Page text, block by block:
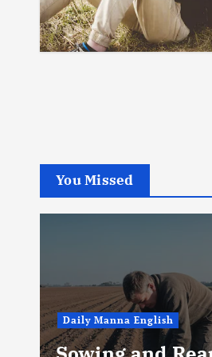
You Missed
Daily Manna English